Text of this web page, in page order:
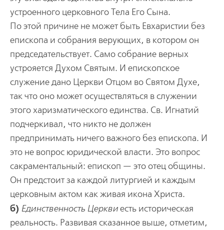
устроенного церковного Тела Его Сына.
По этой причине не может быть Евхаристии без
епископа и собрания верующих, в котором он
председательствует. Само собрание верных
устрояется Духом Святым. И епископское
служение дано Церкви Отцом во Святом Духе,
так что оно может осуществляться в служении
этого харизматического единства. Св. Игнатий
подчеркивал, что никто не должен
предпринимать ничего важного без епископа. И
это не вопрос юридической власти. Это вопрос
сакраментальный: епископ — это отец общины.
Он предстоит за каждой литургией и каждым
церковным актом как живая икона Христа.
б) Единственность Церквиесть историческая
реальность. Развивая сказанное выше, отметим,